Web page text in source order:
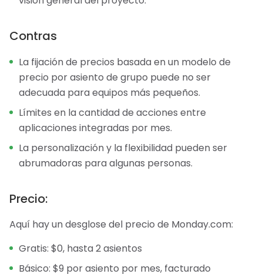
Contras
La fijación de precios basada en un modelo de
precio por asiento de grupo puede no ser
adecuada para equipos más pequeños.
Límites en la cantidad de acciones entre
aplicaciones integradas por mes.
La personalización y la flexibilidad pueden ser
abrumadoras para algunas personas.
Precio:
Aquí hay un desglose del precio de Monday.com:
Gratis: $0, hasta 2 asientos
Básico: $9 por asiento por mes, facturado